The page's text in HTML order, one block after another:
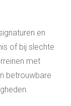
en
of bij slechte
met
betrouwbare